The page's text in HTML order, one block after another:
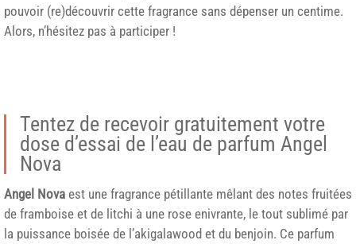
pouvoir (re)découvrir cette fragrance sans dépenser un centime.
Alors, n’hésitez pas à participer !
Tentez de recevoir gratuitement votre
dose d’essai de l’eau de parfum Angel
Nova
Angel Nova est une fragrance pétillante mêlant des notes fruitées
de framboise et de litchi à une rose enivrante, le tout sublimé par
la puissance boisée de l’akigalawood et du benjoin. Ce parfum